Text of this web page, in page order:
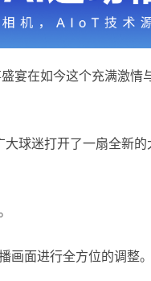
宴在如今这个充满激
球迷打开了一扇全新
画面进行全方位的调整。